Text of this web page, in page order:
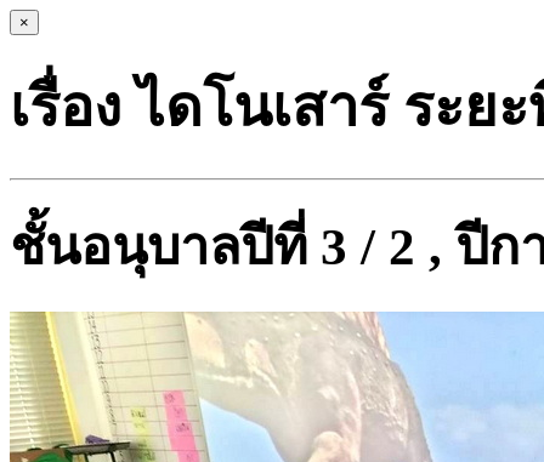
×
เรื่อง ไดโนเสาร์ ระย
ชั้นอนุบาลปีที่ 3 / 2 , ปีก